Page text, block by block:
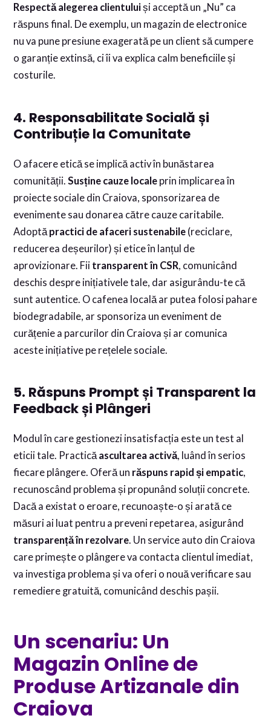
Respectă alegerea clientuluiși acceptă un „Nu” ca
răspuns final. De exemplu, un magazin de electronice
nu va pune presiune exagerată pe un client să cumpere
o garanție extinsă, ci îi va explica calm beneficiile și
costurile.
4. Responsabilitate Socială și
Contribuție la Comunitate
O afacere etică se implică activ în bunăstarea
comunității.Susține cauze locale prin implicarea în
proiecte sociale din Craiova, sponsorizarea de
evenimente sau donarea către cauze caritabile.
Adoptă practici de afaceri sustenabile (reciclare,
reducerea deșeurilor) și etice în lanțul de
aprovizionare. Fii transparent în CSR, comunicând
deschis despre inițiativele tale, dar asigurându-te că
sunt autentice. O cafenea locală ar putea folosi pahare
biodegradabile, ar sponsoriza un eveniment de
curățenie a parcurilor din Craiova și ar comunica
aceste inițiative pe rețelele sociale.
5. Răspuns Prompt și Transparent la
Feedback și Plângeri
Modul în care gestionezi insatisfacția este un test al
eticii tale. Practică ascultarea activă, luând în serios
fiecare plângere. Oferă un răspuns rapid și empatic,
recunoscând problema și propunând soluții concrete.
Dacă a existat o eroare, recunoaște-o și arată ce
măsuri ai luat pentru a preveni repetarea, asigurând
transparență în rezolvare. Un service auto din Craiova
care primește o plângere va contacta clientul imediat,
va investiga problema și va oferi o nouă verificare sau
remediere gratuită, comunicând deschis pașii.
Un scenariu: Un
Magazin Online de
Produse Artizanale din
Craiova